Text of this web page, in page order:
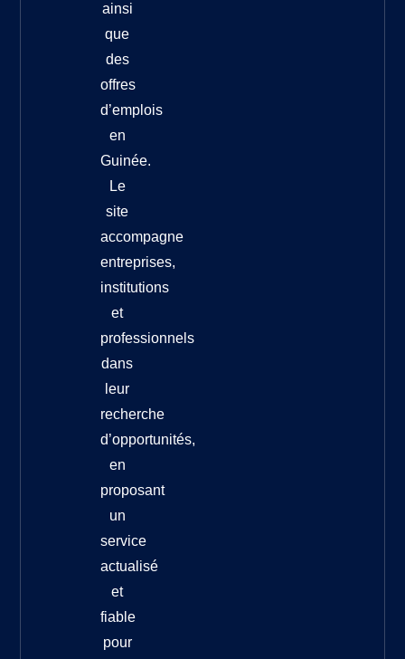
ainsi
que
des
offres
d’emplois
en
Guinée.
Le
site
accompagne
entreprises,
institutions
et
professionnels
dans
leur
recherche
d’opportunités,
en
proposant
un
service
actualisé
et
fiable
pour